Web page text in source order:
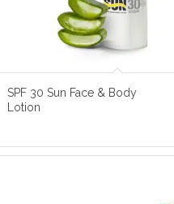
SPF 30 Sun Face & Body
Lotion